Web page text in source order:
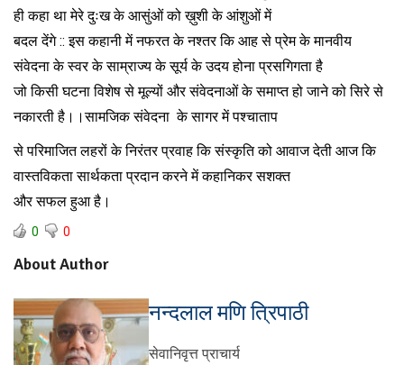
ही कहा था मेरे दुःख के आसुंओं को ख़ुशी के आंशुओं में
बदल देंगे :: इस कहानी में नफरत के नश्तर कि आह से प्रेम के मानवीय
संवेदना के स्वर के साम्राज्य के सूर्य के उदय होना प्रसगिगता है
जो किसी घटना विशेष से मूल्यों और संवेदनाओं के समाप्त हो जाने को सिरे से
नकारती है।।सामजिक संवेदना के सागर में पश्चाताप
से परिमाजित लहरों के निरंतर प्रवाह कि संस्कृति को आवाज देती आज कि
वास्तविकता सार्थकता प्रदान करने में कहानिकर सशक्त
और सफल हुआ है।
0 0
About Author
नन्दलाल मणि त्रिपाठी
सेवानिवृत्त प्राचार्य